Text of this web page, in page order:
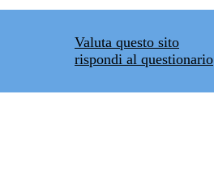
Valuta questo sito
rispondi al questionario